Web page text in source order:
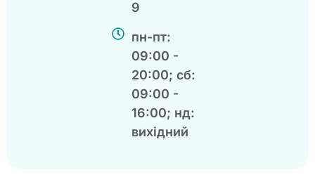
9
пн-пт:
09:00 -
20:00; сб:
09:00 -
16:00; нд:
вихідний